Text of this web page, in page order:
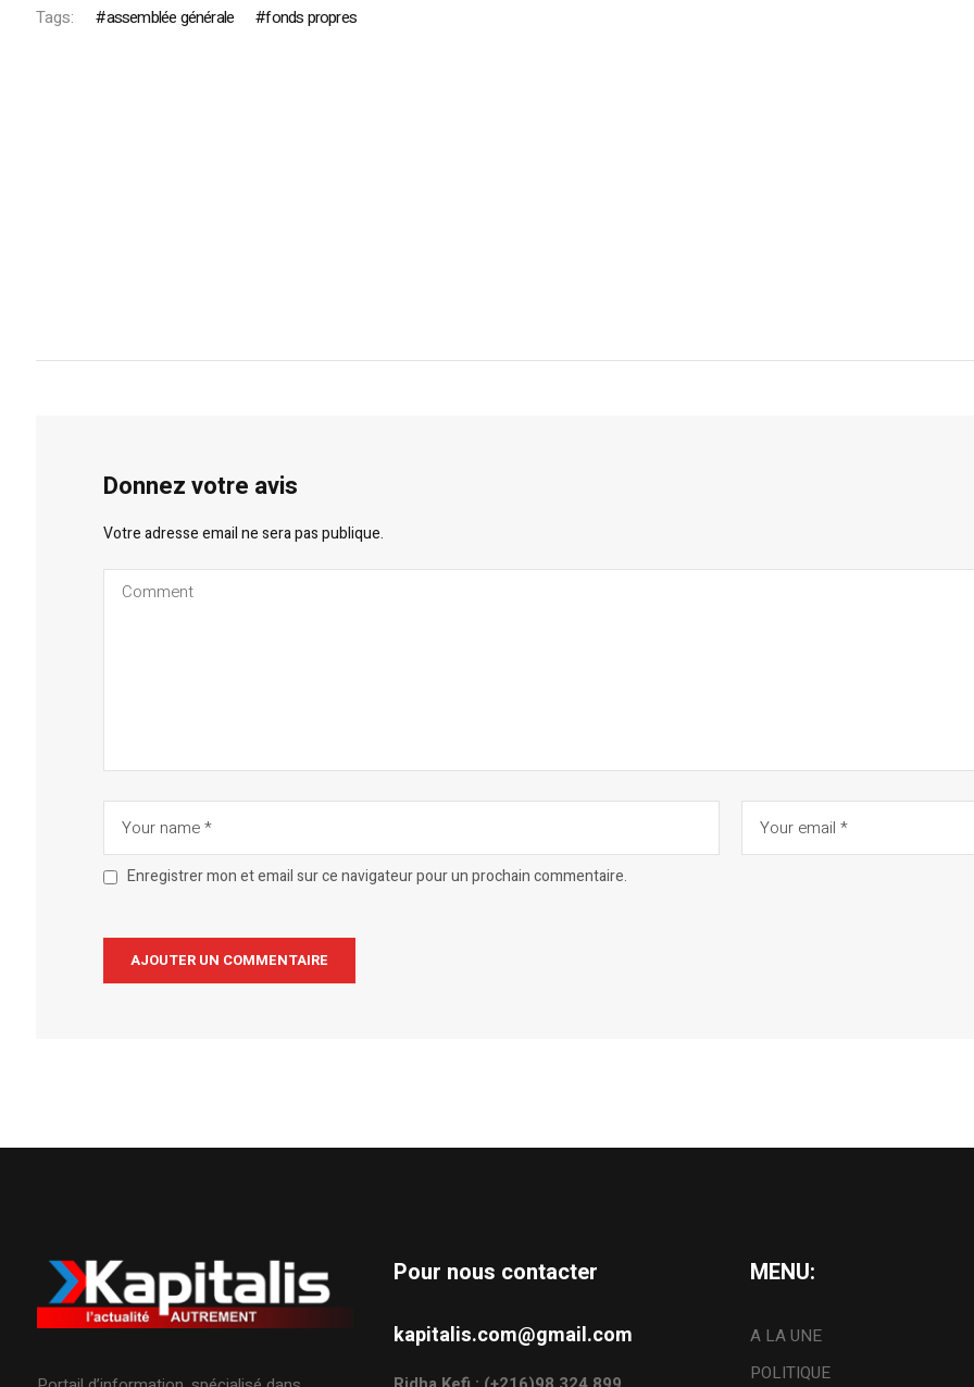
Tags: assemblée générale fonds propres
Donnez votre avis
Votre adresse email ne sera pas publique.
Enregistrer mon et email sur ce navigateur pour un prochain commentaire.
Pour nous contacter
kapitalis.com@gmail.com
MENU:
A LA UNE
POLITIQUE